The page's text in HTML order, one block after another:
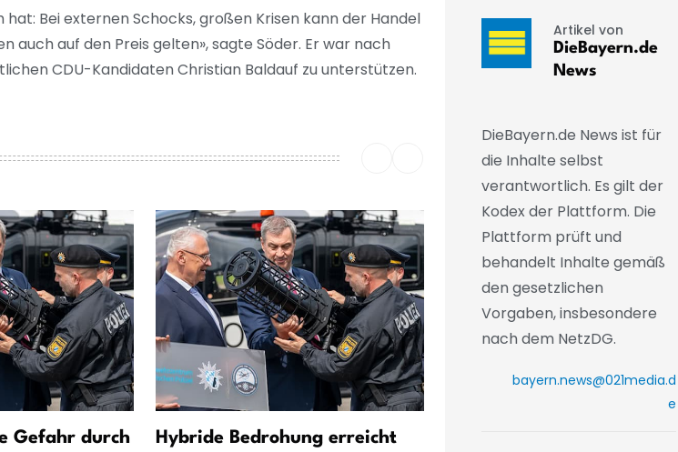
Bei externen Schocks, großen Krisen kann der Handel
auch auf den Preis gelten», sagte Söder. Er war nach
CDU-Kandidaten Christian Baldauf zu unterstützen.
Gefahr durch
Hybride Bedrohung erreicht
Artikel von
DieBayern.de
News
DieBayern.de News ist für
die Inhalte selbst
verantwortlich. Es gilt der
Kodex der Plattform. Die
Plattform prüft und
behandelt Inhalte gemäß
den gesetzlichen
Vorgaben, insbesondere
nach dem NetzDG.
bayern.news@021media.d
e